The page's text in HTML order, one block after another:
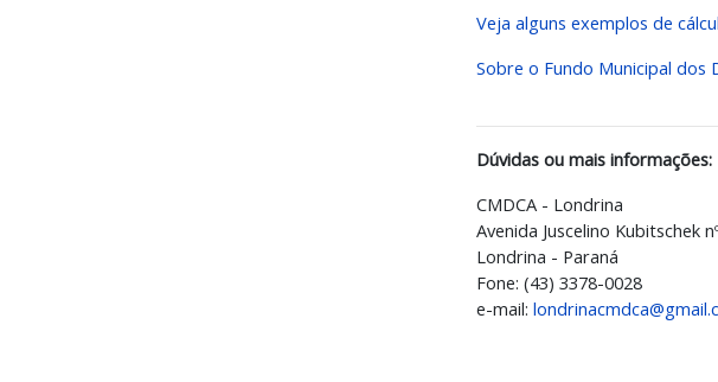
Veja alguns exemplos de
Sobre o Fundo Municipal dos
Dúvidas ou mais informações:
CMDCA - Londrina
Avenida Juscelino Kubitschek
Londrina - Paraná
Fone: (43) 3378-0028
e-mail: